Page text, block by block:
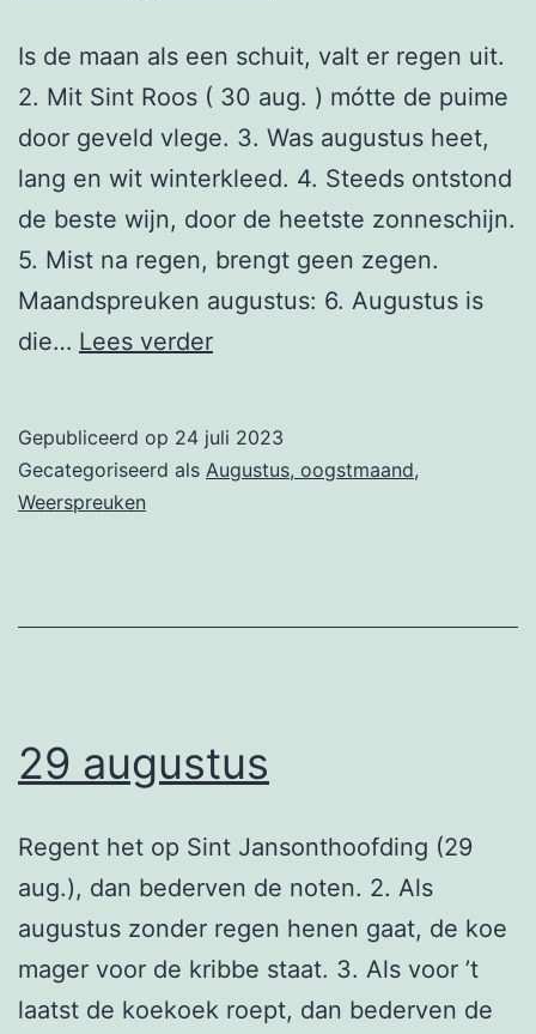
Is de maan als een schuit, valt er regen uit.
2. Mit Sint Roos ( 30 aug. ) mótte de puime
door geveld vlege. 3. Was augustus heet,
lang en wit winterkleed. 4. Steeds ontstond
de beste wijn, door de heetste zonneschijn.
5. Mist na regen, brengt geen zegen.
Maandspreuken augustus: 6. Augustus is
die… Lees verder30
Gepubliceerd op 24 juli 2023
Gecategoriseerd als Augustus, oogstmaand,
Weerspreuken
29 augustus
Regent het op Sint Jansonthoofding (29
aug.), dan bederven de noten. 2. Als
augustus zonder regen henen gaat, de koe
mager voor de kribbe staat. 3. Als voor ’t
laatst de koekoek roept, dan bederven de